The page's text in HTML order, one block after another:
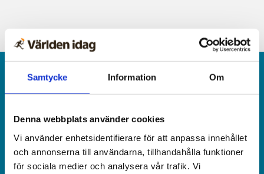
Samtycke Information Om
Denna webbplats använder cookies
Vi använder enhetsidentifierare för att anpassa innehållet
och annonserna till användarna, tillhandahålla funktioner
för sociala medier och analysera vår trafik. Vi
Världen idag är en rikstäckande
och obunden nyhets­­­tidning på kristen grund.